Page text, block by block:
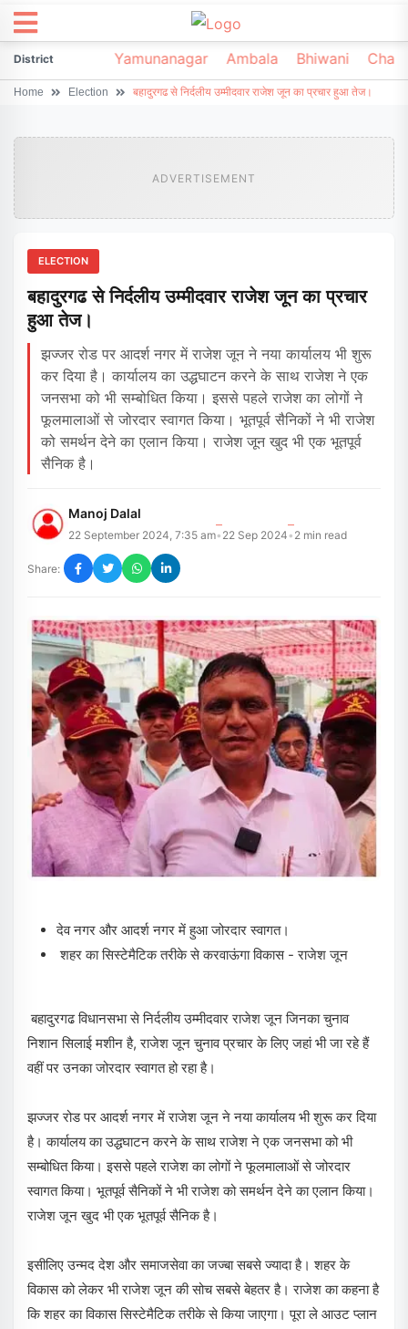
DistrictSonipat Yamunanagar Ambala Bhiwani
Home Election बहादुरगढ से निर्दलीय उम्मीदवार राजेश जून का प्रचार हुआ तेज।
ADVERTISEMENT
ELECTION
बहादुरगढ से निर्दलीय उम्मीदवार राजेश जून का प्रचार
हुआ तेज।
झज्जर रोड पर आदर्श नगर में राजेश जून ने नया कार्यालय भी शुरू
कर दिया है। कार्यालय का उद्धघाटन करने के साथ राजेश ने एक
जनसभा को भी सम्बोधित किया। इससे पहले राजेश का लोगों ने
फूलमालाओं से जोरदार स्वागत किया। भूतपूर्व सैनिकों ने भी राजेश
को समर्थन देने का एलान किया। राजेश जून खुद भी एक भूतपूर्व
सैनिक है।
Manoj Dalal
22 September 2024, 7:35 am• 22 Sep 2024• 2 min read
Share:
देव नगर और आदर्श नगर में हुआ जोरदार स्वागत।
शहर का सिस्टेमैटिक तरीके से करवाऊंगा विकास - राजेश जून
बहादुरगढ विधानसभा से निर्दलीय उम्मीदवार राजेश जून जिनका चुनाव
निशान सिलाई मशीन है, राजेश जून चुनाव प्रचार के लिए जहां भी जा रहे हैं
वहीं पर उनका जोरदार स्वागत हो रहा है।
झज्जर रोड पर आदर्श नगर में राजेश जून ने नया कार्यालय भी शुरू कर दिया
है। कार्यालय का उद्धघाटन करने के साथ राजेश ने एक जनसभा को भी
सम्बोधित किया। इससे पहले राजेश का लोगों ने फूलमालाओं से जोरदार
स्वागत किया। भूतपूर्व सैनिकों ने भी राजेश को समर्थन देने का एलान किया।
राजेश जून खुद भी एक भूतपूर्व सैनिक है।
इसीलिए उन्मद देश और समाजसेवा का जज्बा सबसे ज्यादा है। शहर के
विकास को लेकर भी राजेश जून की सोच सबसे बेहतर है। राजेश का कहना है
कि शहर का विकास सिस्टेमैटिक तरीके से किया जाएगा। पूरा ले आउट प्लान